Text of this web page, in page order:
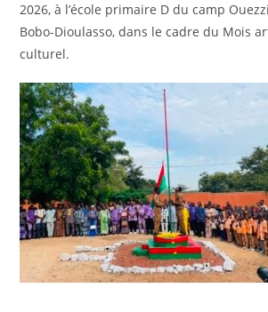
2026, à l’école primaire D du camp
Bobo-Dioulasso, dans le cadre du Mois
culturel.